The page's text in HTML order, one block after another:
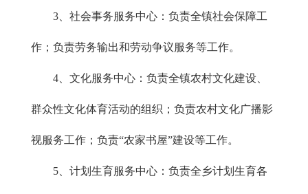
3、社会事务服务中心：负责全镇社会保障工
作；负责劳务输出和劳动争议服务等工作。
4、文化服务中心：负责全镇农村文化建设、
群众性文化体育活动的组织；负责农村文化广播影
视服务工作；负责“农家书屋”建设等工作。
5、计划生育服务中心：负责全乡计划生育各